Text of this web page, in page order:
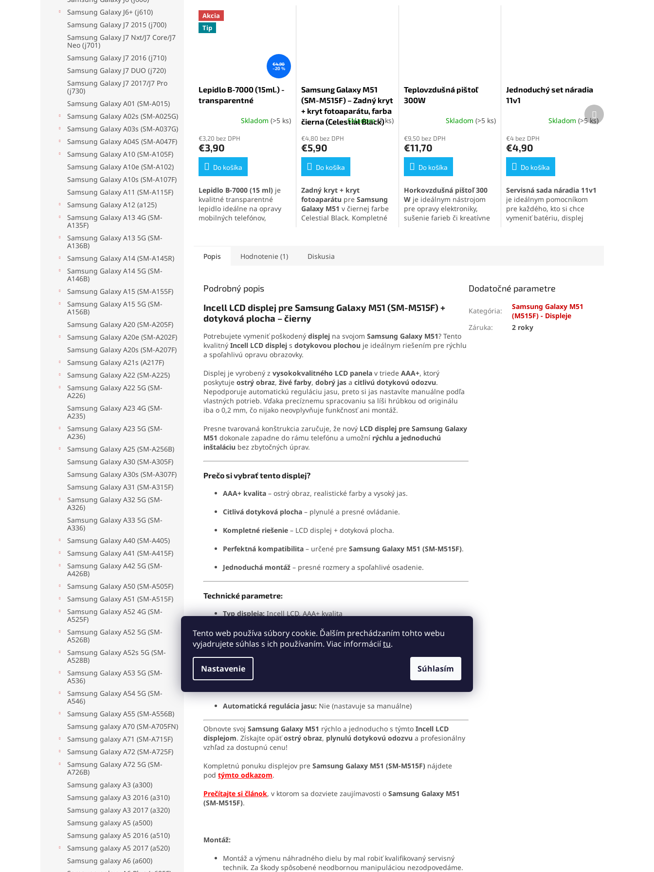
Tento web používa súbory cookie. Ďalším prechádzaním tohto webu
vyjadrujete súhlas s ich používaním. Viac informáciítu.
Nastavenie Súhlasím
Samsung Galaxy J6+ (j610)
Samsung Galaxy J7 2015 (j700)
Samsung Galaxy J7 Nxt/J7 Core/J7
Neo (j701)
Samsung Galaxy J7 2016 (j710)
Samsung Galaxy J7 DUO (j720)
Samsung Galaxy J7 2017/J7 Pro
(j730)
Samsung Galaxy A01 (SM-A015)
Samsung Galaxy A02s (SM-A025G)
Samsung Galaxy A03s (SM-A037G)
Samsung Galaxy A04S (SM-A047F)
Samsung Galaxy A10 (SM-A105F)
Samsung Galaxy A10e (SM-A102)
Samsung Galaxy A10s (SM-A107F)
Samsung Galaxy A11 (SM-A115F)
Samsung Galaxy A12 (a125)
Samsung Galaxy A13 4G (SM-
A135F)
Samsung Galaxy A13 5G (SM-
A136B)
Samsung Galaxy A14 (SM-A145R)
Samsung Galaxy A14 5G (SM-
A146B)
Samsung Galaxy A15 (SM-A155F)
Samsung Galaxy A15 5G (SM-
A156B)
Samsung Galaxy A20 (SM-A205F)
Samsung Galaxy A20e (SM-A202F)
Samsung Galaxy A20s (SM-A207F)
Samsung Galaxy A21s (A217F)
Samsung Galaxy A22 (SM-A225)
Samsung Galaxy A22 5G (SM-
A226)
Samsung Galaxy A23 4G (SM-
A235)
Samsung Galaxy A23 5G (SM-
A236)
Samsung Galaxy A25 (SM-A256B)
Samsung Galaxy A30 (SM-A305F)
Samsung Galaxy A30s (SM-A307F)
Samsung Galaxy A31 (SM-A315F)
Samsung Galaxy A32 5G (SM-
A326)
Samsung Galaxy A33 5G (SM-
A336)
Samsung Galaxy A40 (SM-A405)
Samsung Galaxy A41 (SM-A415F)
Samsung Galaxy A42 5G (SM-
A426B)
Samsung Galaxy A50 (SM-A505F)
Samsung Galaxy A51 (SM-A515F)
Samsung Galaxy A52 4G (SM-
A525F)
Samsung Galaxy A52 5G (SM-
A526B)
Samsung Galaxy A52s 5G (SM-
A528B)
Samsung Galaxy A53 5G (SM-
A536)
Samsung Galaxy A54 5G (SM-
A546)
Samsung Galaxy A55 (SM-A556B)
Samsung galaxy A70 (SM-A705FN)
Samsung galaxy A71 (SM-A715F)
Samsung Galaxy A72 (SM-A725F)
Samsung Galaxy A72 5G (SM-
A726B)
Samsung galaxy A3 (a300)
Samsung galaxy A3 2016 (a310)
Samsung galaxy A3 2017 (a320)
Samsung galaxy A5 (a500)
Samsung galaxy A5 2016 (a510)
Samsung galaxy A5 2017 (a520)
Samsung galaxy A6 (a600)
Akcia
Tip
€4,90
–20 %
Lepidlo B-7000 (15ml.) -
transparentné
produktu
je
5,0
5
hviezdičiek.
Skladom (>5 ks)
€3,20 bez DPH
€3,90
Do košíka
Lepidlo B-7000 (15 ml) je
kvalitné transparentné
lepidlo ideálne na opravy
mobilných telefónov,
odoláva otrasom, vode aj
drobné súčiastky.
Samsung Galaxy M51
(SM-M515F) – Zadný kryt
+ kryt fotoaparátu, farba
čierna (Celestial Black)
Skladom(1 ks)
€4,80 bez DPH
€5,90
Do košíka
Zadný kryt + kryt
fotoaparátu pre Samsung
Galaxy M51 v čiernej farbe
Celestial Black. Kompletné
Teplovzdušná pištoľ
300W
produktu
je
4,8
5
hviezdičiek.
Skladom(>5 ks)
€9,50 bez DPH
€11,70
Do košíka
Horkovzdušná pištoľ 300
Wje ideálnym nástrojom
pre opravy elektroniky,
sušenie farieb či kreatívne
Jednoduchý set náradia
11v1
produktu
je
5,0
5
hviezdičiek.
Skladom(>5 ks)
€4 bez DPH
€4,90
Do košíka
Servisná sada náradia 11v1
je ideálnym pomocníkom
pre každého, kto si chce
vymeniť batériu, displej
domácich podmienkach.
Ďalší
produkt
Popis Hodnotenie (1) Diskusia
Podrobný popis
Incell LCD displej pre Samsung Galaxy M51 (SM-M515F) +
dotyková plocha – čierny
Potrebujete vymeniť poškodený displej na svojom Samsung Galaxy M51? Tento
kvalitný Incell LCD displej s dotykovou plochou je ideálnym riešením pre rýchlu
a spoľahlivú opravu obrazovky.
Displej je vyrobený z vysokokvalitného LCD panela v triede AAA+, ktorý
poskytuje ostrý obraz, živé farby, dobrý jas a citlivú dotykovú odozvu.
Nepodporuje automatickú reguláciu jasu, preto si jas nastavíte manuálne podľa
vlastných potrieb. Vďaka precíznemu spracovaniu sa líši hrúbkou od originálu
iba o 0,2 mm, čo nijako neovplyvňuje funkčnosť ani montáž.
Presne tvarovaná konštrukcia zaručuje, že nový LCD displej pre Samsung Galaxy
M51 dokonale zapadne do rámu telefónu a umožní rýchlu a jednoduchú
inštaláciu bez zbytočných úprav.
Prečo si vybrať tento displej?
AAA+ kvalita – ostrý obraz, realistické farby a vysoký jas.
Citlivá dotyková plocha – plynulé a presné ovládanie.
Kompletné riešenie – LCD displej + dotyková plocha.
Perfektná kompatibilita – určené pre Samsung Galaxy M51 (SM-M515F).
Jednoduchá montáž – presné rozmery a spoľahlivé osadenie.
Technické parametre:
Typ displeja:Incell LCD, AAA+ kvalita
Kompatibilita:Samsung Galaxy M51 (SM-M515F)
Farba:
Čierna
Obsah balenia:
Automatická regulácia jasu: Nie (nastavuje sa manuálne)
Obnovte svoj Samsung Galaxy M51 rýchlo a jednoducho s týmto Incell LCD
displejom. Získajte opäťostrý obraz, plynulú dotykovú odozvu a profesionálny
vzhľad za dostupnú cenu!
Kompletnú ponuku displejov pre Samsung Galaxy M51 (SM-M515F) nájdete
pod týmto odkazom.
Prečítajte si článok, v ktorom sa dozviete zaujímavosti o Samsung Galaxy M51
(SM-M515F).
Montáž:
Montáž a výmenu náhradného dielu by mal robiť kvalifikovaný servisný
technik. Za škody spôsobené neodbornou manipuláciou nezodpovedáme.
Dodatočné parametre
Kategória:
Samsung Galaxy M51
(M515F) - Displeje
Záruka: 2 roky